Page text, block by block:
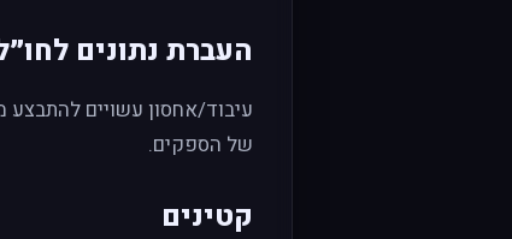
העברת נתונים
של הספקים.
קטינים